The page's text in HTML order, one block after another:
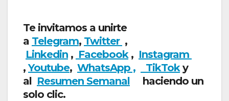
Te invitamos a unirte
a Telegram, Twitter ,
Linkedin , Facebook, Instagram
,Youtube, WhatsApp , TikToky
al Resumen Semanal haciendo un
solo clic.